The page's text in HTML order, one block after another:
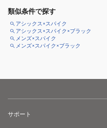
類似条件で探す
アシックス×スパイク
アシックス×スパイク×ブラック
メンズ×スパイク
メンズ×スパイク×ブラック
サポート